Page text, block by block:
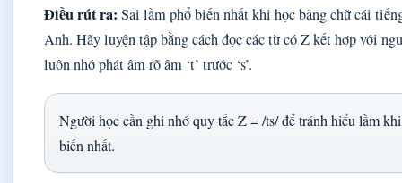
Điều rút ra: Sai lầm phổ biến nhất khi học bảng chữ cái
Anh. Hãy luyện tập bằng cách đọc các từ có Z kết hợp với
luôn nhớ phát âm rõ âm ‘t’ trước ‘s’.
Người học cần ghi nhớ quy tắc Z = /ts/ để tránh hiểu lầm
biến nhất.